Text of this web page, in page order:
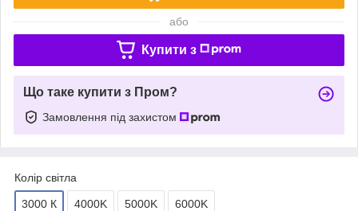
або
Купити з
Що таке купити з Пром?
Замовлення під захистом
Колір світла
3000 К 4000K 5000K 6000K